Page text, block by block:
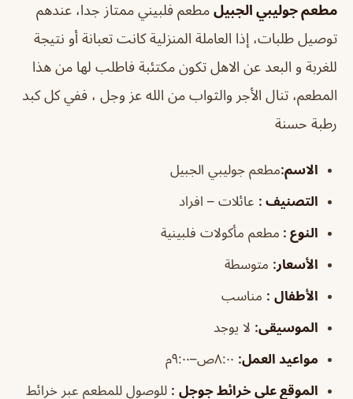
مطعم جوليبي الجبيل مطعم فلبيني ممتاز جدا، عندهم
توصيل طلبات، إذا العاملة المنزلية كانت تعبانة أو نتيجة
للغربة و البعد عن الاهل تكون مكتئبة فاطلب لها من هذا
المطعم، تنال الأجر والثواب من الله عز وجل ، ففي كل كبد
رطبة حسنة
الاسم:مطعم جوليبي الجبيل
التصنيف : عائلات – افراد
النوع : مطعم مأكولات فلبينية
الأسعار: متوسطة
الأطفال : مناسب
الموسيقى: لا يوجد
مواعيد العمل:
الموقع على خرائط جوجل : للوصول للمطعم عبر خرائط